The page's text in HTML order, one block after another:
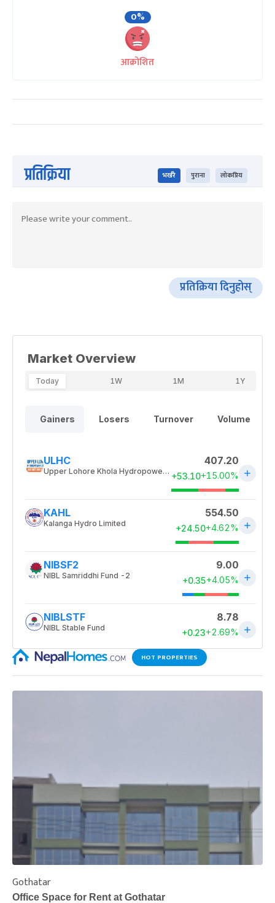
0%
आक्रोशित
प्रतिक्रिया भर्खरै पुराना लोकप्रिय
प्रतिक्रिया दिनुहोस्
HOT PROPERTIES
Gothatar
Office Space for Rent at Gothatar